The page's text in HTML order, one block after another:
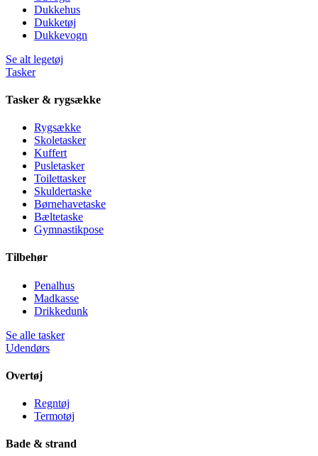
Dukkehus
Dukketøj
Dukkevogn
Se alt legetøj
Tasker
Tasker & rygsække
Rygsække
Skoletasker
Kuffert
Pusletasker
Toilettasker
Skuldertaske
Børnehavetaske
Bæltetaske
Gymnastikpose
Tilbehør
Penalhus
Madkasse
Drikkedunk
Se alle tasker
Udendørs
Overtøj
Regntøj
Termotøj
Bade & strand